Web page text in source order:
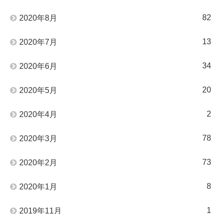
2020年8月 82
2020年7月 13
2020年6月 34
2020年5月 20
2020年4月 2
2020年3月 78
2020年2月 73
2020年1月 8
2019年11月 1